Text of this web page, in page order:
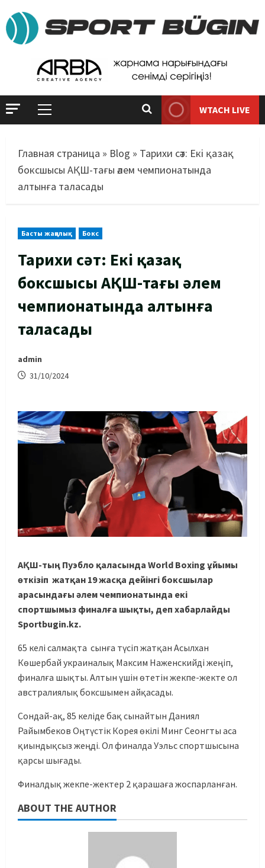
WTACH LIVE
Главная страница » Blog » Тарихи сәт: Екі қазақ
боксшысы АҚШ-тағы әлем чемпионатында
алтынға таласады
Басты жаңалық Бокс
Тарихи сәт: Екі қазақ
боксшысы АҚШ-тағы әлем
чемпионатында алтынға
таласады
admin
31/10/2024
АҚШ-тың Пуэбло қаласында World Boxing ұйымы
өткізіп жатқан 19 жасқа дейінгі боксшылар
арасындағы әлем чемпионатында екі
спортшымыз финалға шықты, деп хабарлайды
Sportbugin.kz.
65 келі салмақта сынға түсіп жатқан Асылхан
Көшербай украиналық Максим Наженскийді жеңіп,
финалға шықты. Алтын үшін өтетін жекпе-жекте ол
австралиялық боксшымен айқасады.
Сондай-ақ, 85 келіде бақ сынайтын Даниял
Райымбеков Оңтүстік Корея өкілі Минг Сеонгты аса
қиындықсыз жеңді. Ол финалда Уэльс спортшысына
қарсы шығады.
Финалдық жекпе-жектер 2 қарашаға жоспарланған.
ABOUT THE AUTHOR